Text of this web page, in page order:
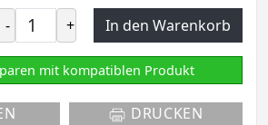
- + In den Warenkorb
mit kompatiblen Produkt
DRUCKEN